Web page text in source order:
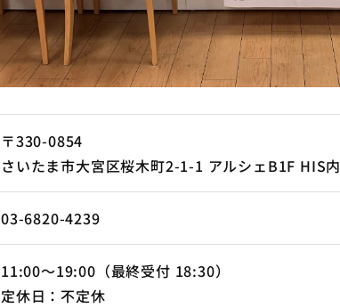
〒330-0854
さいたま市大宮区桜木町2-1-1 アルシェB1F HIS内
03-6820-4239
11:00～19:00（最終受付 18:30）
定休日：不定休